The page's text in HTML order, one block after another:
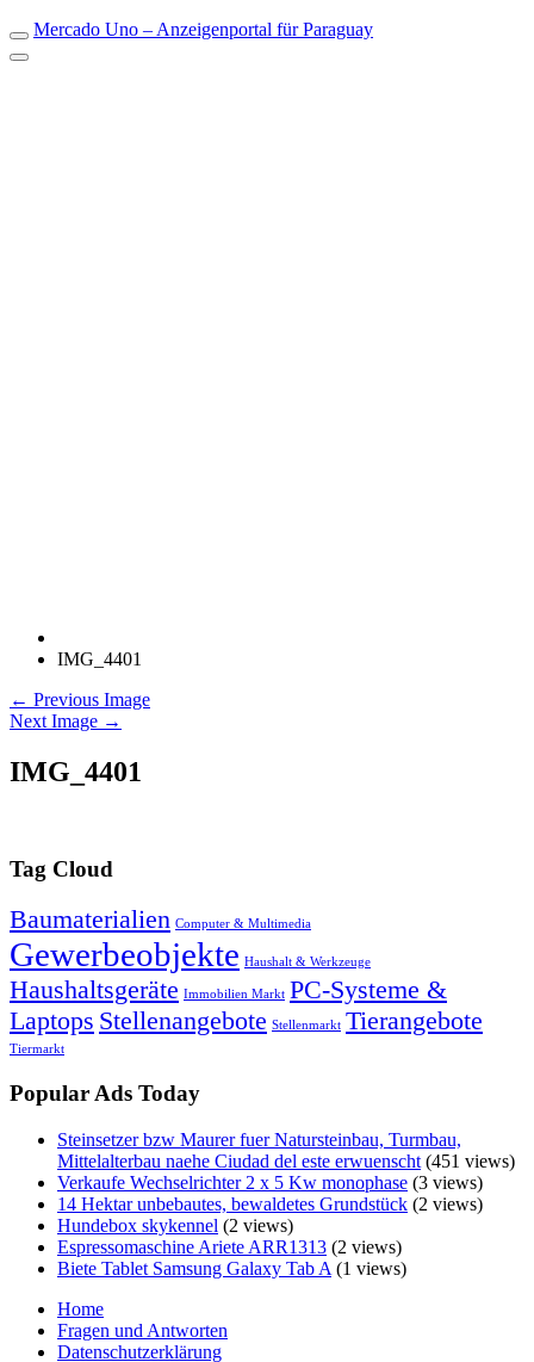
Mercado Uno – Anzeigenportal für Paraguay
IMG_4401
← Previous Image
Next Image →
IMG_4401
Tag Cloud
Baumaterialien Computer & Multimedia
Gewerbeobjekte Haushalt & Werkzeuge
Haushaltsgeräte Immobilien Markt PC-Systeme &
Laptops Stellenangebote Stellenmarkt Tierangebote
Tiermarkt
Popular Ads Today
Steinsetzer bzw Maurer fuer Natursteinbau, Turmbau,
Mittelalterbau naehe Ciudad del este erwuenscht (451 views)
Verkaufe Wechselrichter 2 x 5 Kw monophase (3 views)
14 Hektar unbebautes, bewaldetes Grundstück (2 views)
Hundebox skykennel (2 views)
Espressomaschine Ariete ARR1313 (2 views)
Biete Tablet Samsung Galaxy Tab A (1 views)
Home
Fragen und Antworten
Datenschutzerklärung